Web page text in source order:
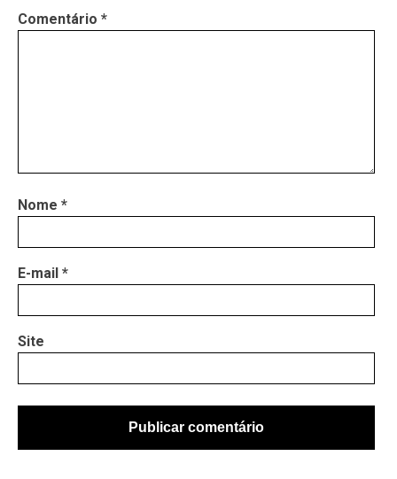
Comentário *
Nome *
E-mail *
Site